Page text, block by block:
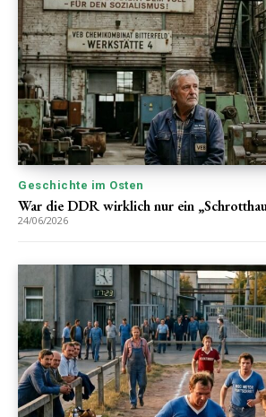
Geschichte im Osten
War die DDR wirklich nur ein
24/06/2026